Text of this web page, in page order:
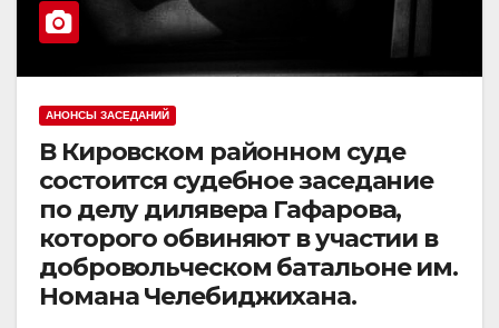
АНОНСЫ ЗАСЕДАНИЙ
В Кировском районном суде
состоится судебное заседание
по делу дилявера Гафарова,
которого обвиняют в участии в
добровольческом батальоне им.
Номана Челебиджихана.